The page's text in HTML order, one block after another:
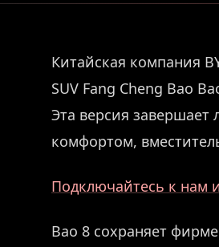
Китайская компания
SUV Fang Cheng Bao
Эта версия завершает
комфортом,
Подключайтесь к нам
Bao 8 сохраняет